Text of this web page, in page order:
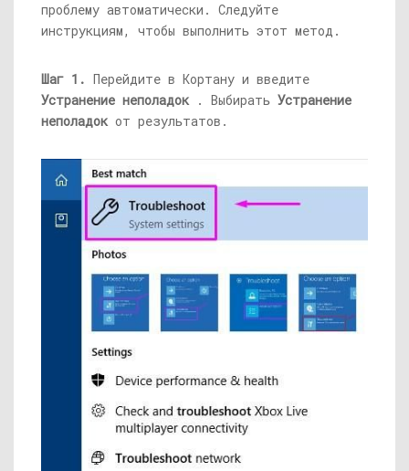
проблему автоматически. Следуйте
инструкциям, чтобы выполнить этот метод.
Шаг 1. Перейдите в Кортану и введите
Устранение неполадок. Выбирать Устранение
неполадокот результатов.